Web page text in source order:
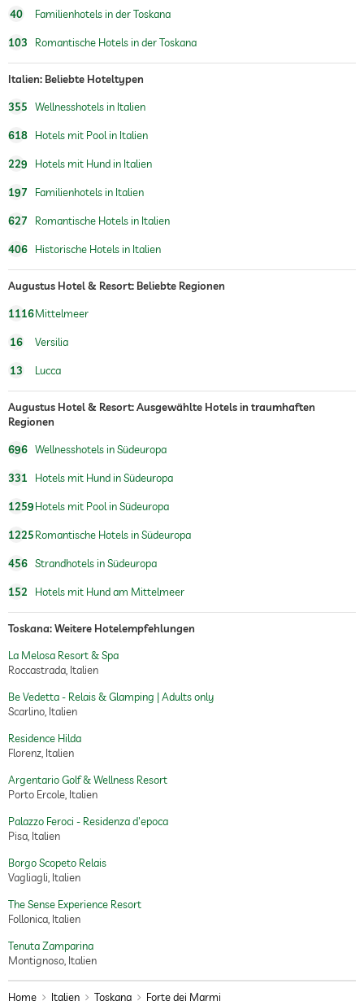
40 Familienhotels in der Toskana
103 Romantische Hotels in der Toskana
Italien: Beliebte Hoteltypen
355 Wellnesshotels in Italien
618 Hotels mit Pool in Italien
229 Hotels mit Hund in Italien
197 Familienhotels in Italien
627 Romantische Hotels in Italien
406 Historische Hotels in Italien
Augustus Hotel & Resort: Beliebte Regionen
1116Mittelmeer
16 Versilia
13 Lucca
Augustus Hotel & Resort: Ausgewählte Hotels in traumhaften
Regionen
696 Wellnesshotels in Südeuropa
331 Hotels mit Hund in Südeuropa
1259Hotels mit Pool in Südeuropa
1225Romantische Hotels in Südeuropa
456 Strandhotels in Südeuropa
152 Hotels mit Hund am Mittelmeer
Toskana: Weitere Hotelempfehlungen
La Melosa Resort & Spa
Roccastrada, Italien
Be Vedetta - Relais & Glamping | Adults only
Scarlino, Italien
Residence Hilda
Florenz, Italien
Argentario Golf & Wellness Resort
Porto Ercole, Italien
Palazzo Feroci - Residenza d'epoca
Pisa, Italien
Borgo Scopeto Relais
Vagliagli, Italien
The Sense Experience Resort
Follonica, Italien
Tenuta Zamparina
Montignoso, Italien
Home Italien Toskana Forte dei Marmi